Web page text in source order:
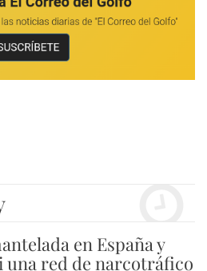
en España y
una red de narcotráfico